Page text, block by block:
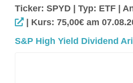
Ticker: SPYD | Typ: ETF |
| Kurs: 75,00€ am
S&P High Yield Dividend